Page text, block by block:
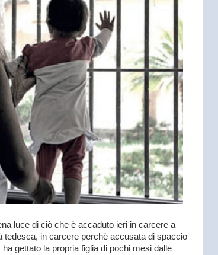
luce di ciò che è accaduto ieri in carcere a
tedesca, in carcere perchè accusata di spaccio
gettato la propria figlia di pochi mesi dalle